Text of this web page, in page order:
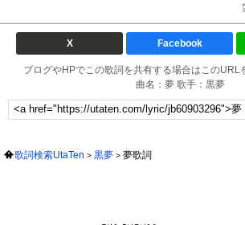
X Facebook
ブログやHPでこの歌詞を共有する場合はこのURL
曲名：夢 歌手：黒夢
歌詞検索UtaTen 黒夢 夢歌詞